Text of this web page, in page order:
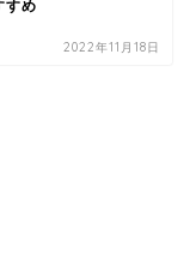
すめ
2022年11月18日